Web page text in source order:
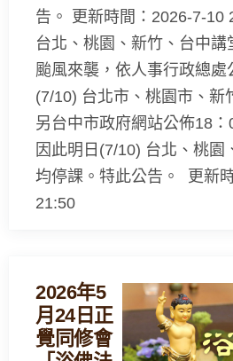
告。 更新時間：2026-7-
台北、桃園、新竹、台中
颱風來襲，依人事行政總處
(7/10) 台北市、桃園市、新
另台中市政府網站公佈18：
因此明日(7/10) 台北、桃園
均停課。特此公告。 更新
21:50
2026年5
月24日正
覺同修會